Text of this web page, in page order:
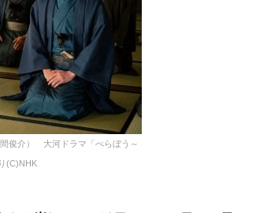
俊介） 大河ドラマ「べらぼう～
(C)NHK